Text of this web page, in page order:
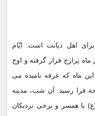
اهل ديانت است. ايّام
ماه پرارج قرار گرفته و اوج
ماه كه عرفه ناميده مى
فرا رسيد. آن شب، مدينه
با همسر و برخى نزديكان